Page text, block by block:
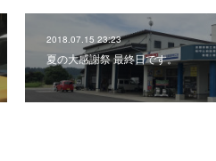
2018.07.15 23:23
夏の大感謝祭 最終日です。